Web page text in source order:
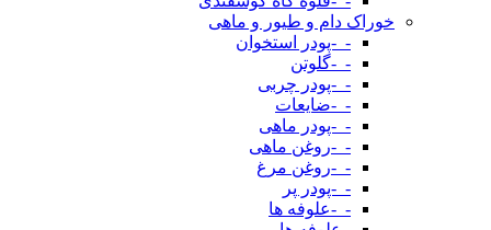
خوراک دام و طیور و ماهی
-_-پودر استخوان
-_-گلوتن
-_-پودر چربی
-_-ضایعات
-_-پودر ماهی
-_-روغن ماهی
-_-روغن مرغ
-_-پودر پر
-_-علوفه ها